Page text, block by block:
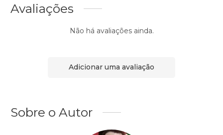
Avaliações
Não há avaliações ainda.
Adicionar uma avaliação
Sobre o Autor